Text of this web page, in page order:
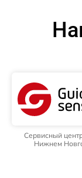
Сервисный
Нижнем